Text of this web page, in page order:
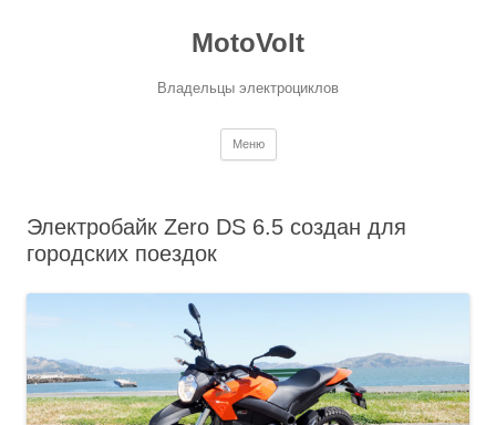
MotoVolt
Владельцы электроциклов
Меню Перейти к содержимому
Электробайк Zero DS 6.5 создан для
городских поездок